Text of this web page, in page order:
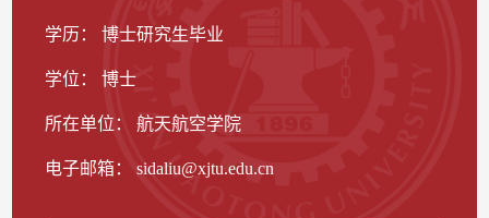
学历： 博士研究生毕业
学位： 博士
所在单位： 航天航空学院
电子邮箱：sidaliu@xjtu.edu.cn